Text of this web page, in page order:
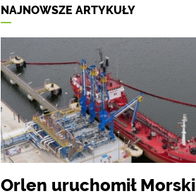
NAJNOWSZE ARTYKUŁY
Orlen uruchomił Morski